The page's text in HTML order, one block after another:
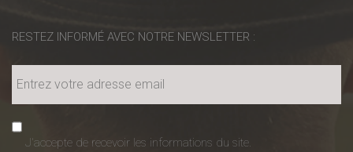
RESTEZ INFORMÉ AVEC NOTRE NEWSLETTER :
J'accepte de recevoir les informations du site.